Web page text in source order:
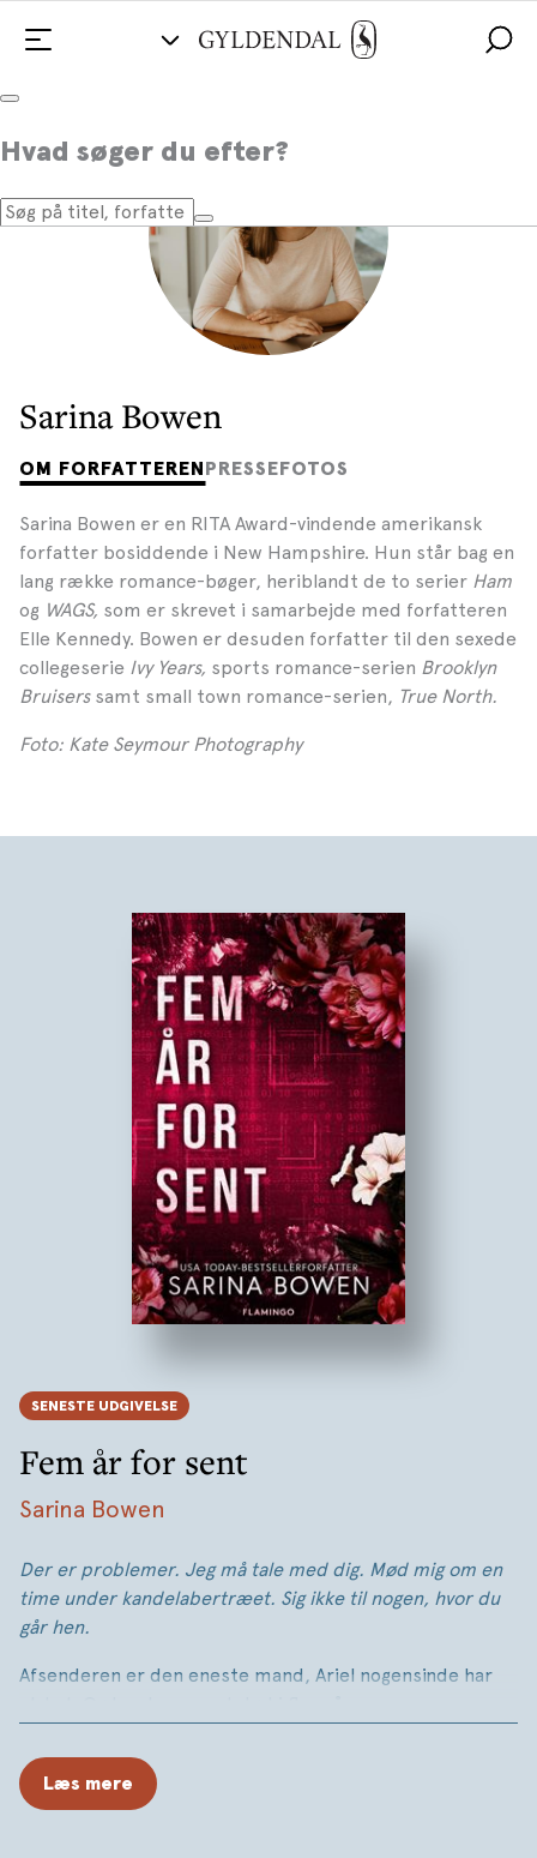
Hvad søger du efter?
Sarina Bowen
OM FORFATTERENPRESSEFOTOS
Sarina Bowen er en RITA Award-vindende amerikansk
forfatter bosiddende i New Hampshire. Hun står bag en
lang række romance-bøger, heriblandt de to serier Ham
og WAGS, som er skrevet i samarbejde med forfatteren
Elle Kennedy. Bowen er desuden forfatter til den sexede
collegeserie Ivy Years, sports romance-serien Brooklyn
Bruisers samt small town romance-serien, True North.
Foto: Kate Seymour Photography
SENESTE UDGIVELSE
Fem år for sent
Sarina Bowen
Der er problemer. Jeg må tale med dig. Mød mig om en
time under kandelabertræet. Sig ikke til nogen, hvor du
går hen.
Afsenderen er den eneste mand, Ariel nogensinde har
At se Drews navn dukke op på skærmen er som et slag i
maven. Ariel ved, det ikke kan være sandt. Alligevel tager
hun hen til træet. Det bliver hun nødt til.
Læs mere